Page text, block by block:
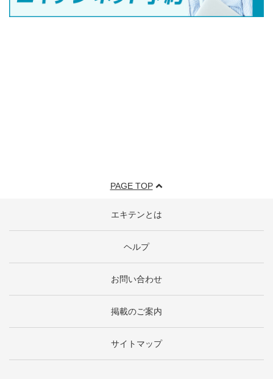
PAGE TOP
エキテンとは
ヘルプ
お問い合わせ
掲載のご案内
サイトマップ